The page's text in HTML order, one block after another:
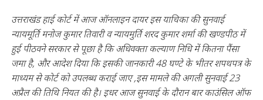
उत्तराखंड हाई कोर्ट में आज ऑनलाइन दायर इस याचिका की सुनवाई
न्यायमूर्ति मनोज कुमार तिवारी व न्यायमुर्ति शरद कुमार शर्मा की खण्डपीठ में
हुई पीठवने सरकार से पूछा है कि अधिवक्ता कल्याण निधि में कितना पैंसा
जमा है, और आदेश दिया कि इसकी जानकारी 48 घण्टे के भीतर शपथपत्र के
माध्यम से कोर्ट को उपलब्ध कराई जाए ,इस मामले की अगली सुनवाई 23
अप्रैल की तिथि नियत की है। इधर आज सुनवाई के दौरान बार काउंसिल ऑफ